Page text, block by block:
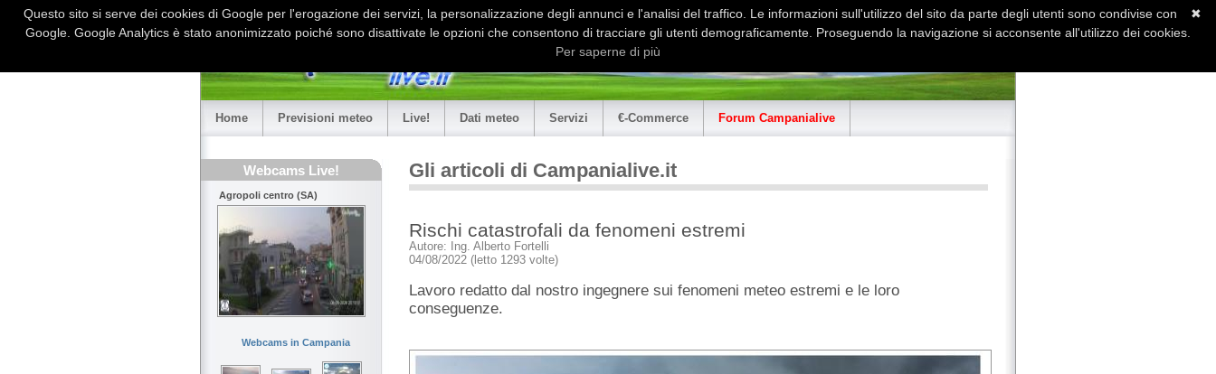
Home Previsioni meteo Live! Dati meteo Servizi €-Commerce Forum Campanialive
Webcams Live!
Agropoli centro (SA)
Webcams in Campania
Gli articoli di Campanialive.it
Rischi catastrofali da fenomeni estremi
Autore: Ing. Alberto Fortelli
04/08/2022 (letto 1293 volte)
Lavoro redatto dal nostro ingegnere sui fenomeni meteo estremi e le loro
conseguenze.
✖
Questo sito si serve dei cookies di Google per l'erogazione dei servizi, la personalizzazione degli annunci e l'analisi del traffico. Le informazioni sull'utilizzo del sito da parte degli utenti sono condivise con
Google. Google Analytics è stato anonimizzato poiché sono disattivate le opzioni che consentono di tracciare gli utenti demograficamente. Proseguendo la navigazione si acconsente all'utilizzo dei cookies.
Per saperne di più